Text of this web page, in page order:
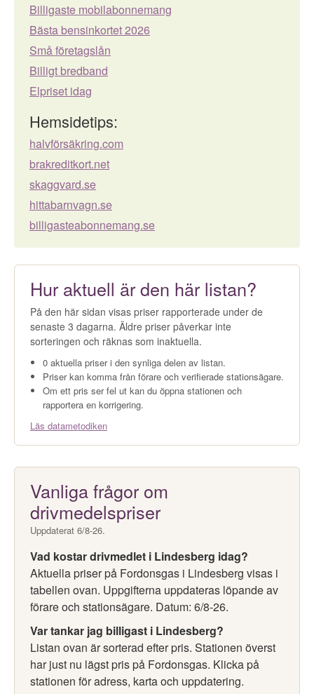
Billigaste mobilabonnemang
Bästa bensinkortet 2026
Små företagslån
Billigt bredband
Elpriset idag
Hemsidetips:
halvförsäkring.com
brakreditkort.net
skaggvard.se
hittabarnvagn.se
billigasteabonnemang.se
Hur aktuell är den här listan?
På den här sidan visas priser rapporterade under de
senaste 3 dagarna. Äldre priser påverkar inte
sorteringen och räknas som inaktuella.
0 aktuella priser i den synliga delen av listan.
Priser kan komma från förare och verifierade stationsägare.
Om ett pris ser fel ut kan du öppna stationen och
rapportera en korrigering.
Läs datametodiken
Vanliga frågor om
drivmedelspriser
Uppdaterat 6/8-26.
Vad kostar drivmedlet i Lindesberg idag?
Aktuella priser på Fordonsgas i Lindesberg visas i
tabellen ovan. Uppgifterna uppdateras löpande av
förare och stationsägare. Datum: 6/8-26.
Var tankar jag billigast i Lindesberg?
Listan ovan är sorterad efter pris. Stationen överst
har just nu lägst pris på Fordonsgas. Klicka på
stationen för adress, karta och uppdatering.